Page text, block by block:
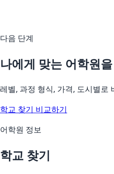
다음 단계
나에게 맞는 어학원
레벨, 과정 형식, 가격, 도시별로
학교 찾기 비교하기
어학원 정보
학교 찾기